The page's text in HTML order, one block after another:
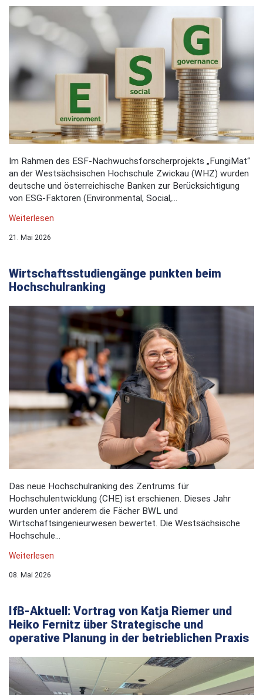
Im Rahmen des ESF-Nachwuchsforscherprojekts „FungiMat“
an der Westsächsischen Hochschule Zwickau (WHZ) wurden
deutsche und österreichische Banken zur Berücksichtigung
von ESG-Faktoren (Environmental, Social,...
Weiterlesen
21. Mai 2026
Wirtschaftsstudiengänge punkten beim
Hochschulranking
Das neue Hochschulranking des Zentrums für
Hochschulentwicklung (CHE) ist erschienen. Dieses Jahr
wurden unter anderem die Fächer BWL und
Wirtschaftsingenieurwesen bewertet. Die Westsächsische
Hochschule...
Weiterlesen
08. Mai 2026
IfB-Aktuell: Vortrag von Katja Riemer und
Heiko Fernitz über Strategische und
operative Planung in der betrieblichen Praxis